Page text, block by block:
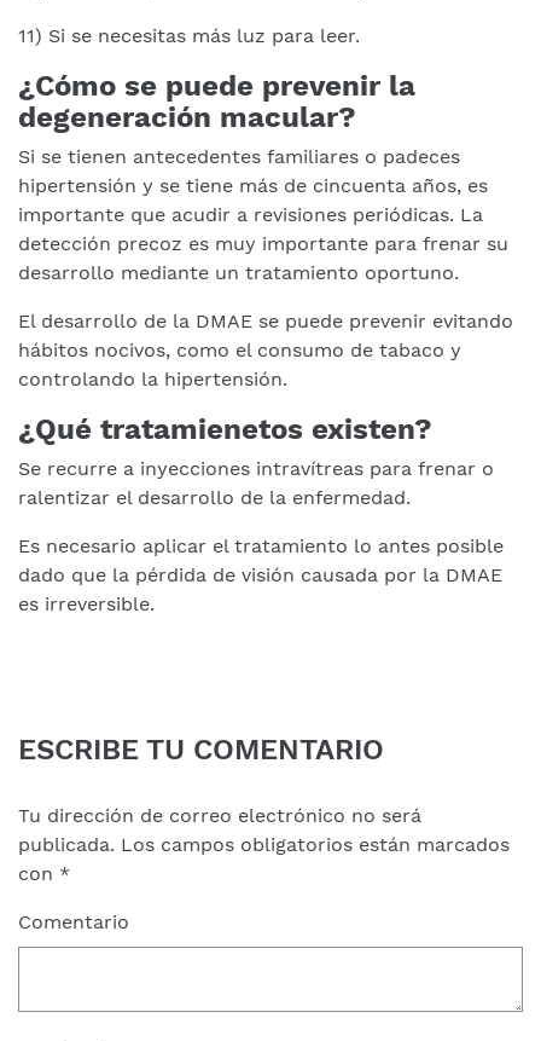
11) Si se necesitas más luz para leer.
¿Cómo se puede prevenir la
degeneración macular?
Si se tienen antecedentes familiares o padeces
hipertensión y se tiene más de cincuenta años, es
importante que acudir a revisiones periódicas. La
detección precoz es muy importante para frenar su
desarrollo mediante un tratamiento oportuno.
El desarrollo de la DMAE se puede prevenir evitando
hábitos nocivos, como el consumo de tabaco y
controlando la hipertensión.
¿Qué tratamienetos existen?
Se recurre a inyecciones intravítreas para frenar o
ralentizar el desarrollo de la enfermedad.
Es necesario aplicar el tratamiento lo antes posible
dado que la pérdida de visión causada por la DMAE
es irreversible.
ESCRIBE TU COMENTARIO
Tu dirección de correo electrónico no será
publicada. Los campos obligatorios están marcados
con *
Comentario